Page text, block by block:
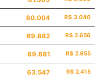
80.004 R$ 3.040
69.882 R$ 2.656
69.881 R$ 2.655
63.547 R$ 2.415